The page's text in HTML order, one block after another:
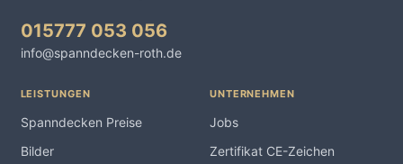
015777 053 056
info@spanndecken-roth.de
LEISTUNGEN
Spanndecken Preise
Bilder
UNTERNEHMEN
Jobs
Zertifikat CE-Zeichen